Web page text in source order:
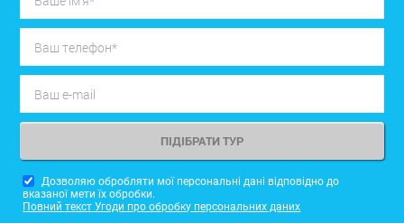
Дозволяю обробляти мої персональні дані відповідно до
вказаної мети їх обробки.
Повний текст Угоди про обробку персональних даних